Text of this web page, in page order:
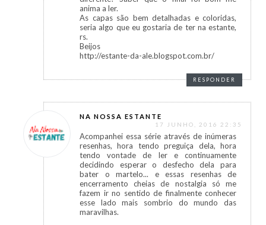
anima a ler.
As capas são bem detalhadas e coloridas,
seria algo que eu gostaria de ter na estante,
rs.
Beijos
http://estante-da-ale.blogspot.com.br/
RESPONDER
NA NOSSA ESTANTE
17 JUNHO, 2016 22:35
Acompanhei essa série através de inúmeras
resenhas, hora tendo preguiça dela, hora
tendo vontade de ler e continuamente
decidindo esperar o desfecho dela para
bater o martelo... e essas resenhas de
encerramento cheias de nostalgia só me
fazem ir no sentido de finalmente conhecer
esse lado mais sombrio do mundo das
maravilhas.